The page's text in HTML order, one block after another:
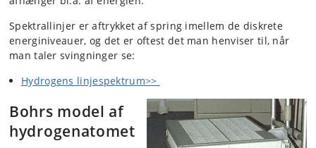
Spektrallinjer er aftrykket af spring imellem de diskrete
energiniveauer, og det er oftest det man henviser til, når
man taler svingninger se:
Hydrogens linjespektrum>>
Bohrs model af
hydrogenatomet